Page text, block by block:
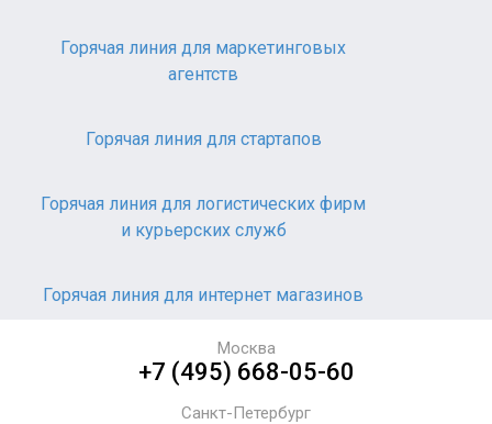
Горячая линия для маркетинговых
агентств
Горячая линия для стартапов
Горячая линия для логистических фирм
и курьерских служб
Горячая линия для интернет магазинов
+7 (495) 668-05-60
Москва
Санкт-Петербург